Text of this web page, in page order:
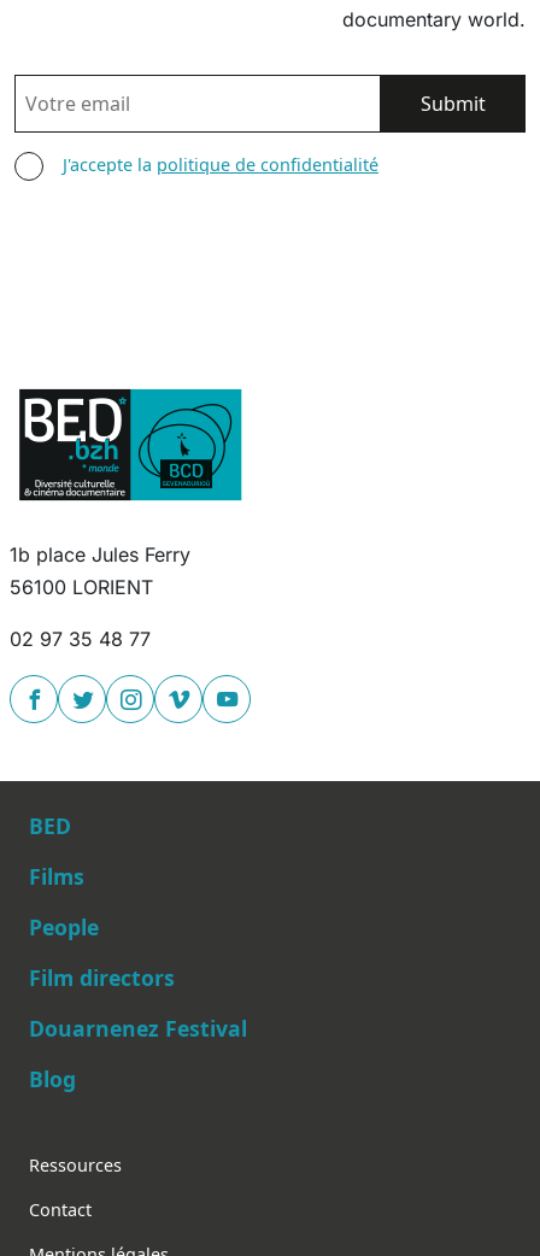
documentary world.
EMAIL
AGREE TERMS
J'accepte la politique de confidentialité
1b place Jules Ferry
56100 LORIENT
02 97 35 48 77
Main navigation
BED
Films
People
Film directors
Douarnenez Festival
Blog
Footer
Ressources
Contact